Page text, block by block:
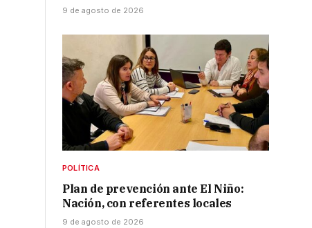
9 de agosto de 2026
POLÍTICA
Plan de prevención ante El Niño:
Nación, con referentes locales
9 de agosto de 2026